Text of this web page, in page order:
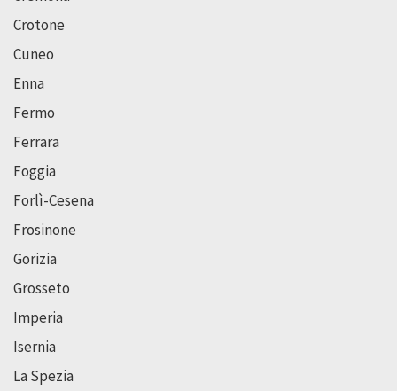
Crotone
Cuneo
Enna
Fermo
Ferrara
Foggia
Forlì-Cesena
Frosinone
Gorizia
Grosseto
Imperia
Isernia
La Spezia